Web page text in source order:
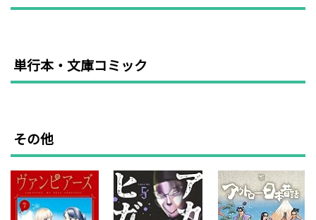
単行本・文庫コミック
その他